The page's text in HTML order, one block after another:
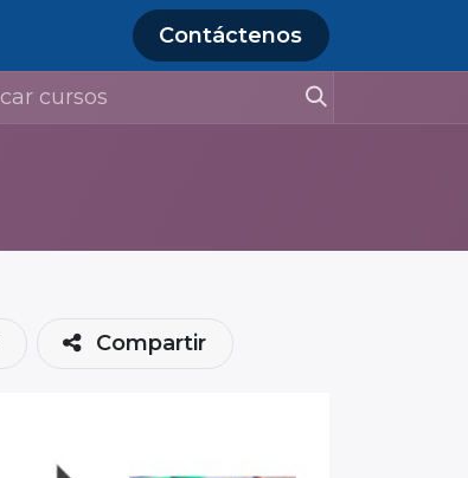
Contáctenos
Compartir